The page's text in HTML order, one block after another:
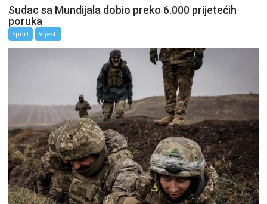
Sudac sa Mundijala dobio preko 6.000 prijetećih
poruka
Sport Vijesti